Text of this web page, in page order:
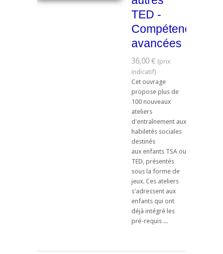
TED -
Compétences
avancées
36,00 €
Cet ouvrage
propose plus de
100 nouveaux
ateliers
d'entraînement aux
habiletés sociales
destinés
aux enfants TSA ou
TED, présentés
sous la forme de
jeux. Ces ateliers
s'adressent aux
enfants qui ont
déjà intégré les
pré-requis ...